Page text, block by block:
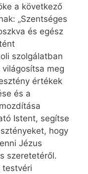
a következő
„Szentséges
és egész
szolgálatban
meg
értékek
és a
Istent, segítse
hogy
Jézus
szeretetéről.
testvéri